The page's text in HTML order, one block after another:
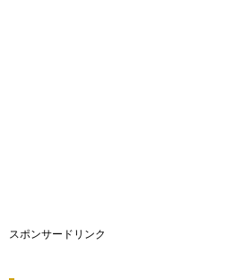
スポンサードリンク